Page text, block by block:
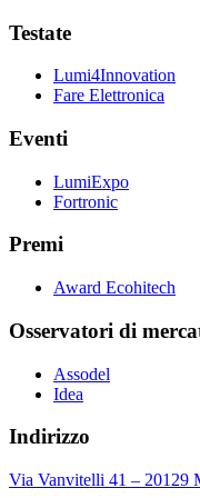
Testate
Lumi4Innovation
Fare Elettronica
Eventi
LumiExpo
Fortronic
Premi
Award Ecohitech
Osservatori di
Assodel
Idea
Indirizzo
Via Vanvitelli 41 –